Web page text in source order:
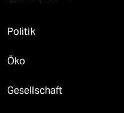
Politik
Öko
Gesellschaft